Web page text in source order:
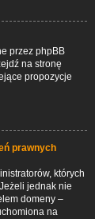
przez phpBB
na stronę
propozycje
prawnych
których
jednak nie
domeny –
na